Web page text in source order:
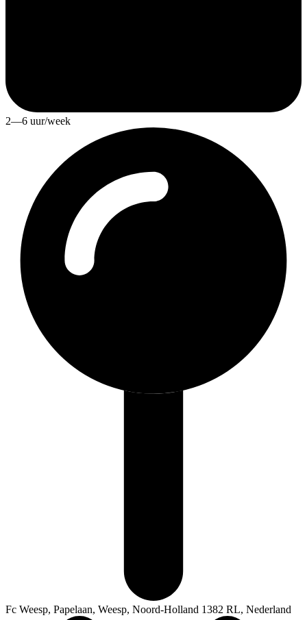
2—6 uur/week
Fc Weesp, Papelaan, Weesp, Noord-Holland 1382 RL, Nederland